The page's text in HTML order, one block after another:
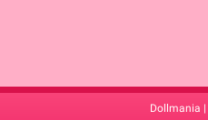
Dollmania |